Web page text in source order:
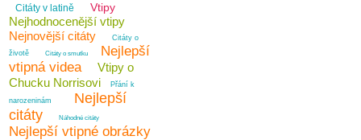
Citáty v latině Vtipy
Nejhodnocenější vtipy
Nejnovější citáty
Citáty o
životě
Citáty o smutku
Nejlepší
vtipná videa
Vtipy o
Chucku Norrisovi
Přání k
narozeninám
Nejlepší
citáty
Náhodné citáty
Nejlepší vtipné obrázky